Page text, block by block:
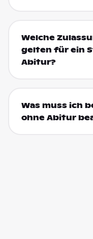
Welche
gelten für ein
Abitur?
Was muss ich
ohne Abitur